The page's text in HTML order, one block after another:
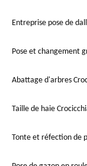
Entreprise pose de
Pose et changement
Abattage d'arbres
Taille de haie
Tonte et réfection de